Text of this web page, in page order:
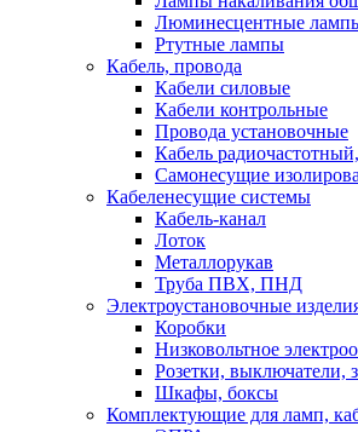
Люминесцентные
Ртутные лампы
Кабель, провода
Кабели силовые
Кабели контрольные
Провода установочные
Кабель
Самонесущие
Кабеленесущие системы
Кабель-канал
Лоток
Металлорукав
Труба ПВХ, ПНД
Электроустановочные
Коробки
Низковольтное
Розетки, выключатели,
Шкафы, боксы
Комплектующие для ламп,